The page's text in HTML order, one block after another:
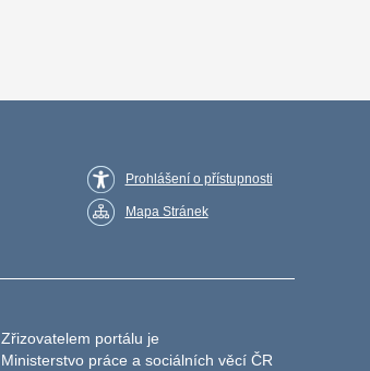
Prohlášení o přístupnosti
Mapa Stránek
Zřizovatelem portálu je
Ministerstvo práce a sociálních věcí ČR